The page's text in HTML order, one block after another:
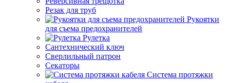
Резак для труб
Рукоятки
для съема предохранителей
Рулетка
Сантехнический ключ
Сверлильный патрон
Секаторы
Система протяжки